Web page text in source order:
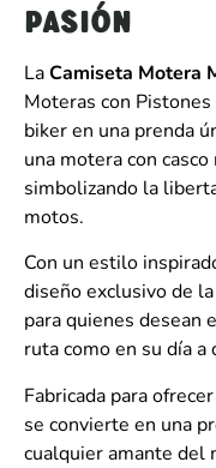
pasión
LaCamiseta Motera
Moteras con
biker en una prenda
una motera con
simbolizando la
motos.
Con un estilo
diseño exclusivo de
para quienes desean
ruta como en su día a
Fabricada para
se convierte en una
cualquier amante del